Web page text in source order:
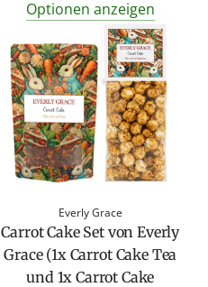
g
l
ä
r
e
r
P
e
i
s
Optionen anzeigen
Everly Grace
Carrot Cake Set von Everly
Grace (1x Carrot Cake Tea
und 1x Carrot Cake